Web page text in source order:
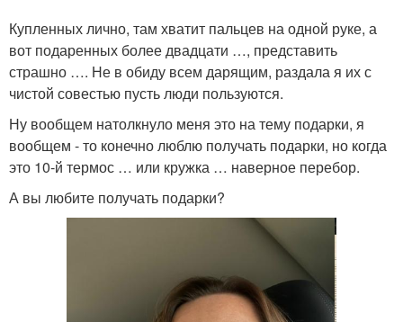
Купленных лично, там хватит пальцев на одной руке, а
вот подаренных более двадцати …, представить
страшно …. Не в обиду всем дарящим, раздала я их с
чистой совестью пусть люди пользуются.
Ну вообщем натолкнуло меня это на тему подарки, я
вообщем - то конечно люблю получать подарки, но когда
это 10-й термос … или кружка … наверное перебор.
А вы любите получать подарки?